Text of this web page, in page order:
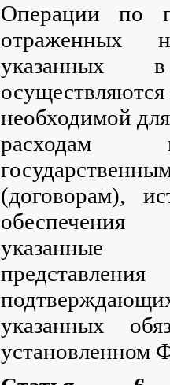
Операции по
отраженных
указанных
необходимой
расходам
(договорам),
указанные
указанных
установленном